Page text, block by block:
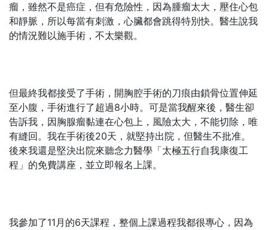
瘤，雖然不是癌症，但有危險性，因為腫瘤太大，壓住心包
和靜脈，所以每當有刺激，心臟都會跳得特別快。醫生說我
的情況難以施手術，不太樂觀。
但最終我都接受了手術，開胸腔手術的刀痕由鎖骨位置伸延
至小腹，手術進行了超過8小時。可是當我醒來後，醫生卻
告訴我，因胸腺瘤黏連在心包上，風險太大，不能切除，唯
有縫回。我在手術後20天，就堅持出院，但醫生不批准。
後來我還是堅決出院來聽念力醫學「太極五行自我康復工
程」的免費講座，並立即報名上課。
我參加了11月的6天課程，整個上課過程我都很專心，因為